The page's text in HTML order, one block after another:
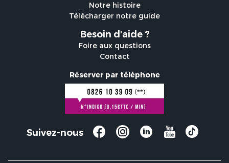
Notre histoire
Télécharger notre guide
Besoin d'aide ?
Foire aux questions
Contact
Réserver par téléphone
Suivez-nous